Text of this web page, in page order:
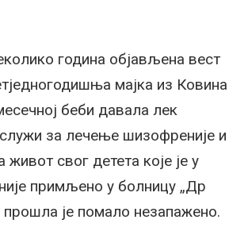
година објављена вест
мајка из Ковина
беби давала лек
за лечење шизофреније и
живот свог детета које је у
примљено у болницу „Др
прошла је помало незапажено.